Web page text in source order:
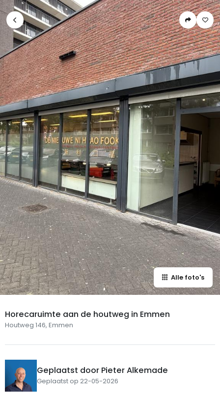
Alle foto's
Horecaruimte aan de houtweg in Emmen
Houtweg 146, Emmen
Geplaatst door Pieter Alkemade
Geplaatst op 22-05-2026